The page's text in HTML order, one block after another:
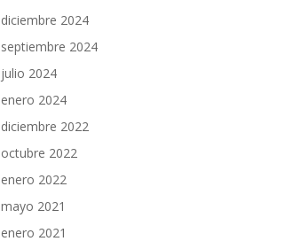
diciembre 2024
septiembre 2024
julio 2024
enero 2024
diciembre 2022
octubre 2022
enero 2022
mayo 2021
enero 2021